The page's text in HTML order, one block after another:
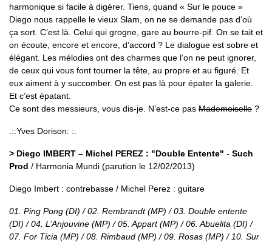
harmonique si facile à digérer. Tiens, quand « Sur le pouce »
Diego nous rappelle le vieux Slam, on ne se demande pas d’où
ça sort. C’est là. Celui qui grogne, gare au bourre-pif. On se tait et
on écoute, encore et encore, d’accord ? Le dialogue est sobre et
élégant. Les mélodies ont des charmes que l’on ne peut ignorer,
de ceux qui vous font tourner la tête, au propre et au figuré. Et
eux aiment à y succomber. On est pas là pour épater la galerie.
Et c’est épatant.
Ce sont des messieurs, vous dis-je. N’est-ce pas Mademoiselle ?
.::Yves Dorison: :.
> Diego IMBERT – Michel PEREZ : "Double Entente" - Such
Prod / Harmonia Mundi (parution le 12/02/2013)
Diego Imbert : contrebasse / Michel Perez : guitare
01. Ping Pong (DI) / 02. Rembrandt (MP) / 03. Double entente
(DI) / 04. L’Anjouvine (MP) / 05. Appart (MP) / 06. Abuelita (DI) /
07. For Ticia (MP) / 08. Rimbaud (MP) / 09. Rosas (MP) / 10. Sur